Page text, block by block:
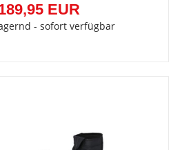
EUR
- sofort verfügbar